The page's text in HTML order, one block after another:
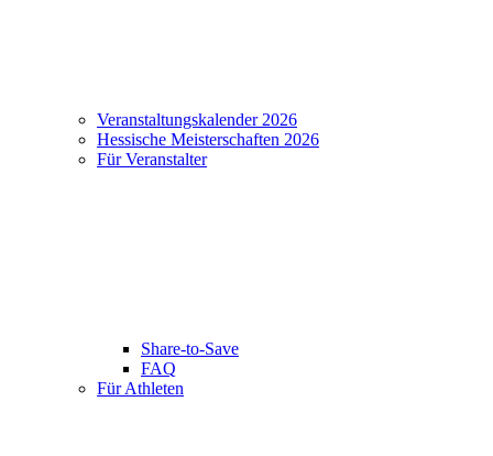
Veranstaltungskalender 2026
Hessische Meisterschaften 2026
Für Veranstalter
Share-to-Save
FAQ
Für Athleten